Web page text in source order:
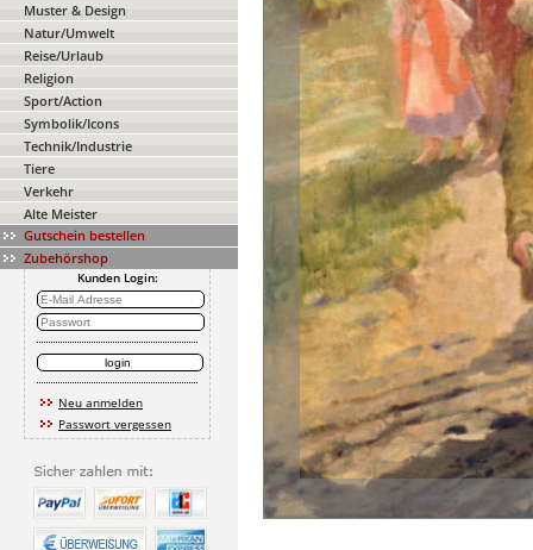
Muster & Design
Natur/Umwelt
Reise/Urlaub
Religion
Sport/Action
Symbolik/Icons
Technik/Industrie
Tiere
Verkehr
Alte Meister
Gutschein bestellen
Zubehörshop
Kunden Login:
Neu anmelden
Passwort vergessen